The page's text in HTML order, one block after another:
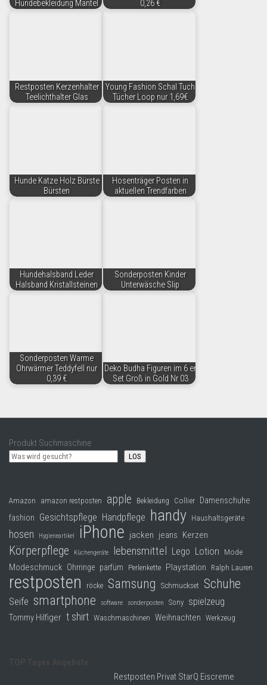
Hundebekleidung Mantel
0,26 €
Restposten Kerzenhalter
Teelichthalter Glas
Young Fashion Schal Tuch
Tücher Loop nur 1,69€
Hunde Katze Holz Bürste
Bürsten
Hosenträger Posten in
aktuellen Trendfarben
Hundehalsband Leder
Halsband Kristallsteinen
Sonderposten Kinder
Unterwäsche Slip
Sonderposten Warme
Ohrwärmer Teddyfell nur
0,39 €
Deko Budha Figuren im 6 er
Set Groß in Gold Nr 03
Produkt Suchmaschine
LOS
Amazon amazon restposten apple Bekleidung Collier Damenschuhe
fashion Gesichtspflege Handpflege handy Haushaltsgeräte
hosen Hygieneartikel iPhone jacken jeans Kerzen
Körperpflege Küchengeräte lebensmittel Lego Lotion Mode
Modeschmuck Ohrringe parfüm Perlenkette Playstation Ralph Lauren
restposten röcke Samsung Schmuckset Schuhe
Seife smartphone software sonderposten Sony spielzeug
Tommy Hilfiger t shirt Waschmaschinen Weihnachten Werkzeug
Restposten Privat StarQ Eiscreme